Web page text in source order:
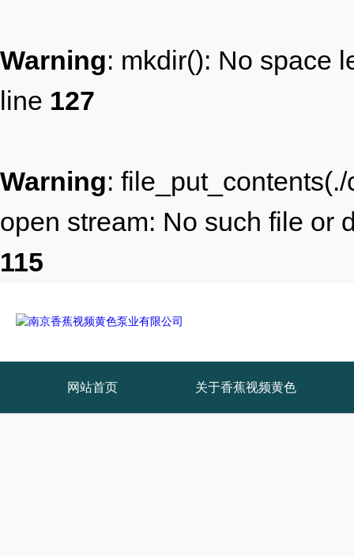
Warning: mkdir(): No space
line 127
Warning:
open stream: No such file or
115
网站首页 关于香蕉视频黄色